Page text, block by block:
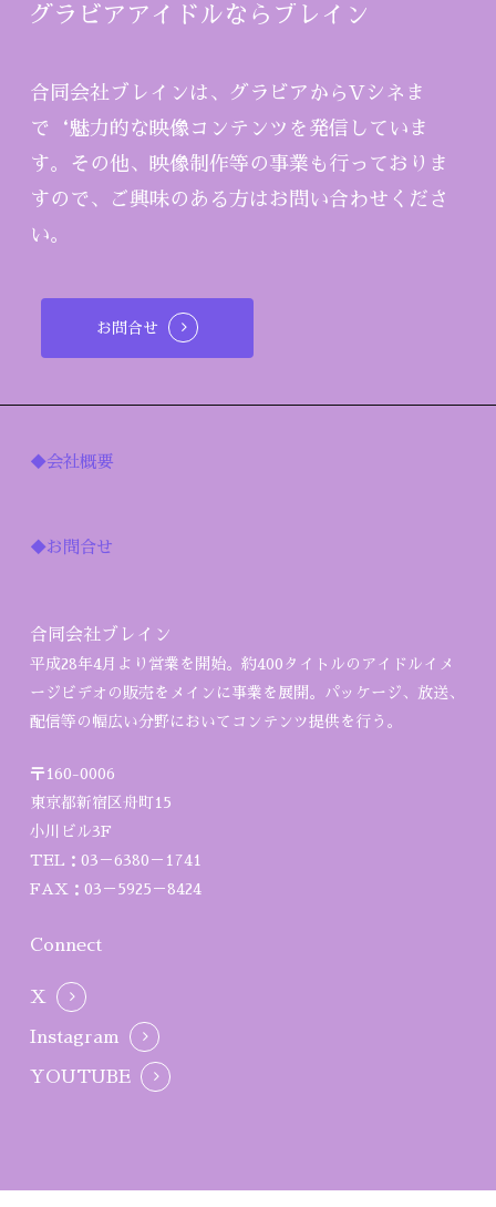
グラビアアイドルならブレイン
合同会社ブレインは、グラビアからVシネま
で‘魅力的な映像コンテンツを発信していま
す。その他、映像制作等の事業も行っておりま
すので、ご興味のある方はお問い合わせくださ
い。
お問合せ
◆会社概要
◆お問合せ
合同会社ブレイン
平成28年4月より営業を開始。約400タイトルのアイドルイメ
ージビデオの販売をメインに事業を展開。パッケージ、放送、
配信等の幅広い分野においてコンテンツ提供を行う。
〒160-0006
東京都新宿区舟町15
小川ビル3F
TEL：03－6380－1741
FAX：03－5925－8424
Connect
X
Instagram
YOUTUBE